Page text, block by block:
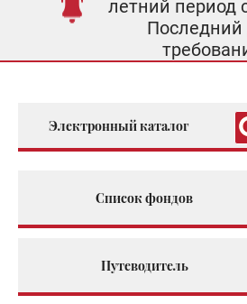
летний период
Электронный каталог
Список фондов
Путеводитель